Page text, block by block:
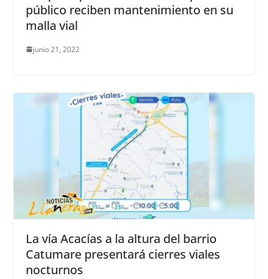
público reciben mantenimiento en su
malla vial
junio 21, 2022
La vía Acacías a la altura del barrio
Catumare presentará cierres viales
nocturnos